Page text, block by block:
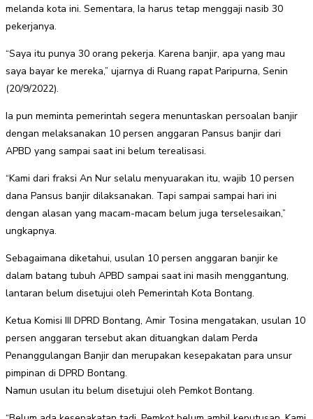
melanda kota ini. Sementara, Ia harus tetap menggaji nasib 30
pekerjanya.
“Saya itu punya 30 orang pekerja. Karena banjir, apa yang mau
saya bayar ke mereka,” ujarnya di Ruang rapat Paripurna, Senin
(20/9/2022).
Ia pun meminta pemerintah segera menuntaskan persoalan banjir
dengan melaksanakan 10 persen anggaran Pansus banjir dari
APBD yang sampai saat ini belum terealisasi.
“Kami dari fraksi An Nur selalu menyuarakan itu, wajib 10 persen
dana Pansus banjir dilaksanakan. Tapi sampai sampai hari ini
dengan alasan yang macam-macam belum juga terselesaikan,”
ungkapnya.
Sebagaimana diketahui, usulan 10 persen anggaran banjir ke
dalam batang tubuh APBD sampai saat ini masih menggantung,
lantaran belum disetujui oleh Pemerintah Kota Bontang.
Ketua Komisi III DPRD Bontang, Amir Tosina mengatakan, usulan 10
persen anggaran tersebut akan dituangkan dalam Perda
Penanggulangan Banjir dan merupakan kesepakatan para unsur
pimpinan di DPRD Bontang.
Namun usulan itu belum disetujui oleh Pemkot Bontang.